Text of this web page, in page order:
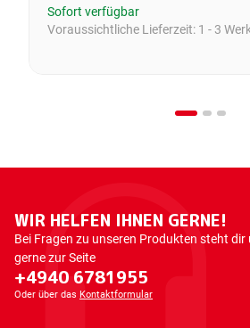
Sofort verfügbar
Voraussichtliche Lieferzeit: 1 - 3
WIR HELFEN IHNEN GERNE!
Bei Fragen zu unseren Produkten steht dir
gerne zur Seite
+4940 6781955
Oder über das Kontaktformular